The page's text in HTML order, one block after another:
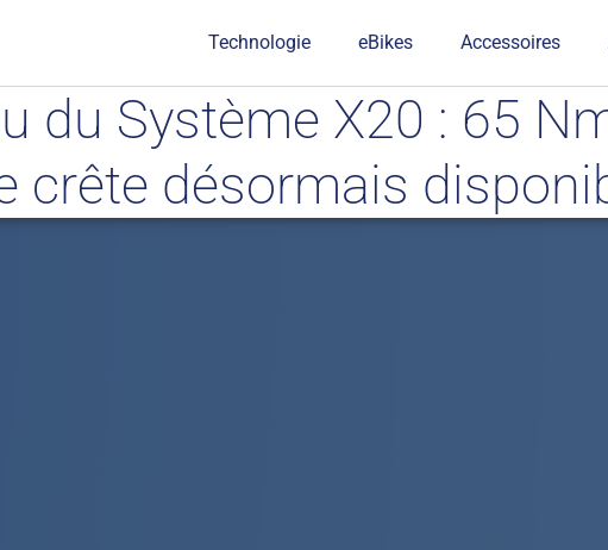
Technologie eBikes Accessoires
du Système X20 : 65
crête désormais